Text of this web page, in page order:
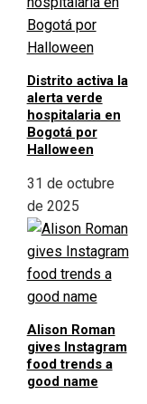
Distrito activa la
alerta verde
hospitalaria en
Bogotá por
Halloween
31 de octubre
de 2025
Alison Roman
gives Instagram
food trends a
good name